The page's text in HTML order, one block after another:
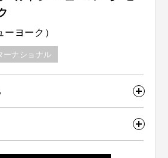
ーヨーク）
ーナショナル